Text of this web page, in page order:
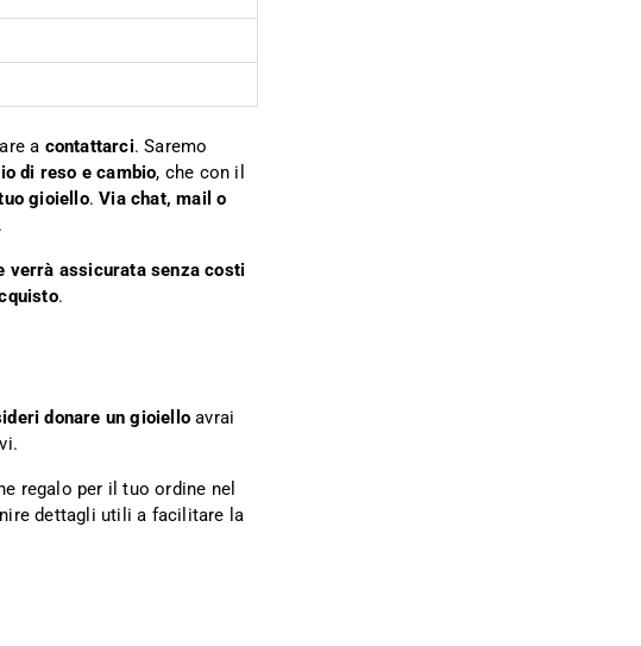
a contattarci. Saremo
di reso e cambio, che con il
gioiello.Via chat, mail o
.
verrà assicurata senza costi
.
donare un gioiello avrai
regalo per il tuo ordine nel
dettagli utili a facilitare la